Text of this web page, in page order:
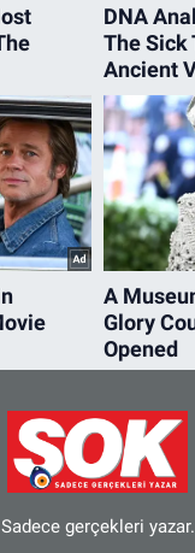
Sadece gerçekleri yazar.